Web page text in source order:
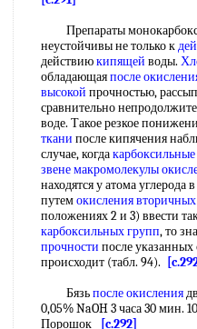
Препараты
неустойчивы не только к
действиюкипящей воды.
обладающаяпосле
высокой прочностью,
сравнительно
воде. Такое резкое
ткани после кипячения
случае, когда
звене макромолекулы
находятся у атома
путемокисления
положениях 2 и 3) ввести
карбоксильных групп, то
прочности после указанных
происходит (табл. 94).
Бязьпосле окисления
0,05% NaOH 3 часа 30 мин.
Порошок
[c.292]